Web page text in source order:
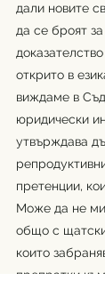
дали новите
да се броят
открито в
виждаме в
юридически
утвърждава
претенции,
Може да не
общо с
които
препратки